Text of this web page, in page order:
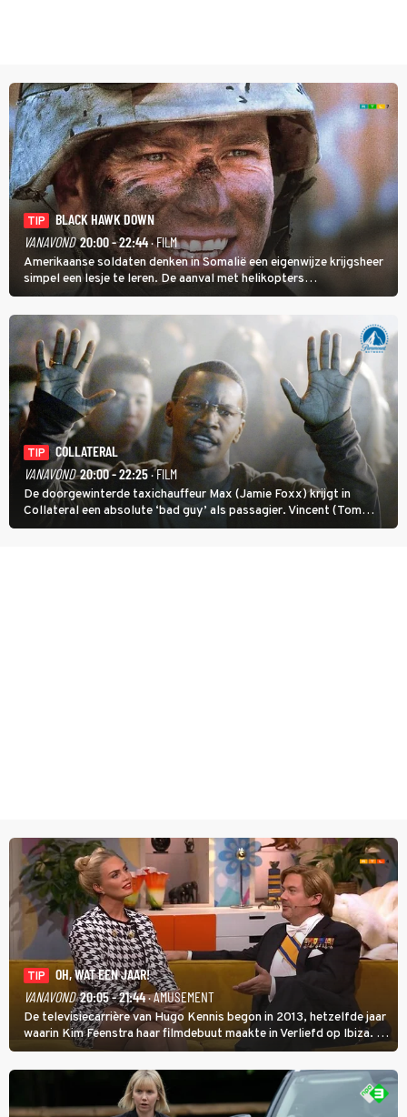
TIP
BLACK HAWK DOWN
VANAVOND 20:00 - 22:44· FILM
Amerikaanse soldaten denken in Somalië een eigenwijze krijgsheer
simpel een lesje te leren. De aanval met helikopters
verloopt in Black Hawk down dramatisch.
TIP
COLLATERAL
VANAVOND 20:00 - 22:25· FILM
De doorgewinterde taxichauffeur Max (Jamie Foxx) krijgt in
Collateral een absolute ‘bad guy’ als passagier. Vincent (Tom
Cruise) heeft hem nodig om hem de stad door te loodsen om een
TIP
OH, WAT EEN JAAR!
VANAVOND 20:05 - 21:44· AMUSEMENT
De televisiecarrière van Hugo Kennis begon in 2013, hetzelfde jaar
waarin Kim Feenstra haar filmdebuut maakte in Verliefd op Ibiza. In
Oh, Wat een Jaar! wordt duidelijk wat ze nog meer weten van het
jaar waarin ze allebei eindtwintigers waren.